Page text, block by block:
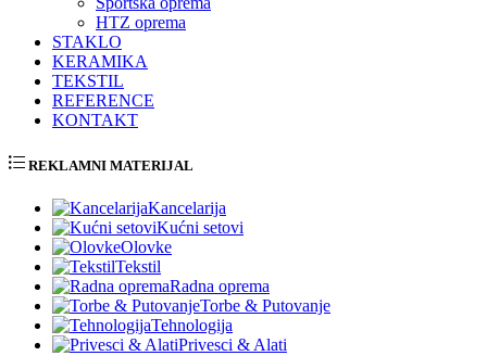
HTZ oprema
STAKLO
KERAMIKA
TEKSTIL
REFERENCE
KONTAKT
REKLAMNI MATERIJAL
Kancelarija
Kućni setovi
Olovke
Tekstil
Radna oprema
Torbe & Putovanje
Tehnologija
Privesci & Alati